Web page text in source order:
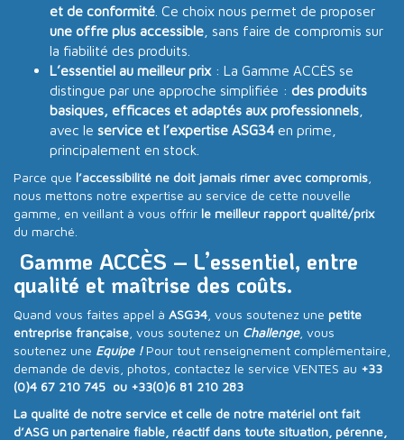
et de conformité . Ce choix nous permet de proposer
une offre plus accessible , sans faire de compromis sur
la fiabilité des produits.
L’essentiel au meilleur prix: La Gamme ACCÈS se
distingue par une approche simplifiée : des produits
basiques, efficaces et adaptés aux professionnels
avec le service et l’expertise ASG34 en prime,
principalement en stock.
Parce que l’accessibilité ne doit jamais rimer avec compromis
nous mettons notre expertise au service de cette nouvelle
gamme, en veillant à vous offrir le meilleur rapport qualité/prix
du marché.
Gamme ACCÈS – L’essentiel, entre
qualité et maîtrise des coûts.
Quand vous faites appel à ASG34 , vous soutenez une petite
entreprise française , vous soutenez un Challenge, vous
soutenez une Equipe !Pour tout renseignement complémentaire,
demande de devis, photos, contactez le service VENTES au +33
(0)4 67 210 745 ou +33(0)6 81 210 283
La qualité de notre service et celle de notre matériel ont fait
d’ASG un partenaire fiable, réactif dans toute situation, pérenne,